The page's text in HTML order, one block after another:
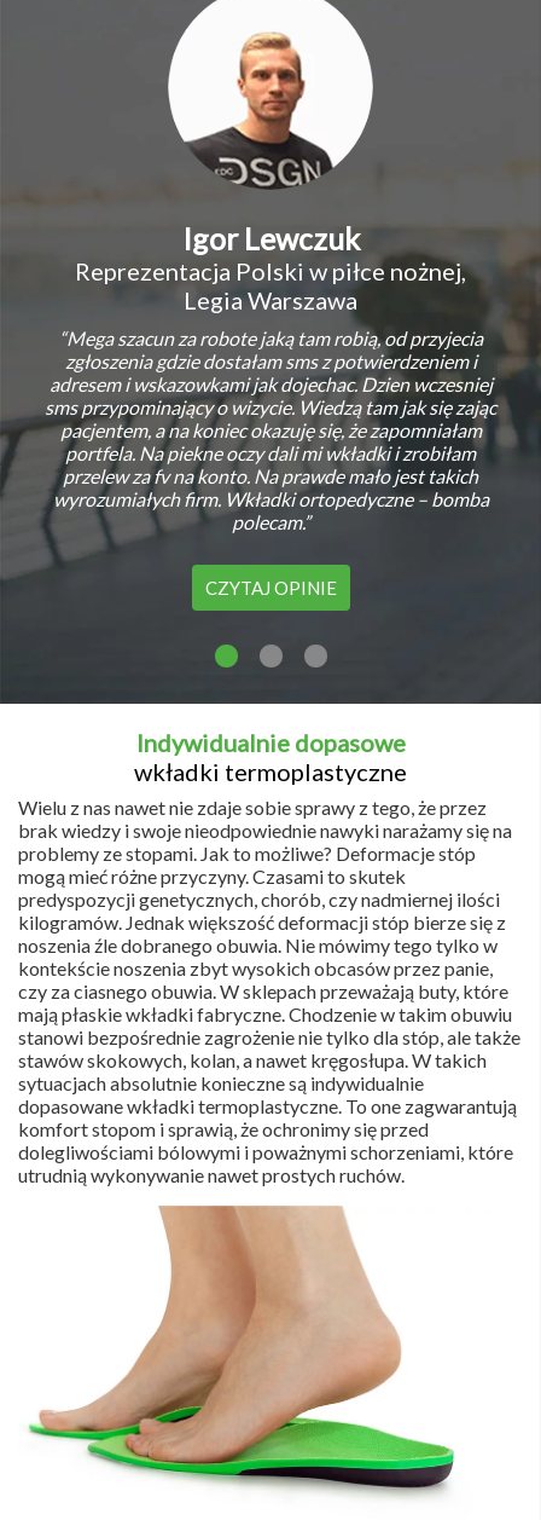
Igor Lewczuk
Reprezentacja Polski w piłce nożnej,
Legia Warszawa
“Mega szacun za robote jaką tam robią, od przyjecia
zgłoszenia gdzie dostałam sms z potwierdzeniem i
adresem i wskazowkami jak dojechac. Dzien wczesniej
sms przypominający o wizycie. Wiedzą tam jak się zając
pacjentem, a na koniec okazuję się, że zapomniałam
portfela. Na piekne oczy dali mi wkładki i zrobiłam
przelew za fv na konto. Na prawde mało jest takich
wyrozumiałych firm. Wkładki ortopedyczne – bomba
polecam.”
CZYTAJ OPINIE
Indywidualnie dopasowe
wkładki termoplastyczne
Wielu z nas nawet nie zdaje sobie sprawy z tego, że przez
brak wiedzy i swoje nieodpowiednie nawyki narażamy się na
problemy ze stopami. Jak to możliwe? Deformacje stóp
mogą mieć różne przyczyny. Czasami to skutek
predyspozycji genetycznych, chorób, czy nadmiernej ilości
kilogramów. Jednak większość deformacji stóp bierze się z
noszenia źle dobranego obuwia. Nie mówimy tego tylko w
kontekście noszenia zbyt wysokich obcasów przez panie,
czy za ciasnego obuwia. W sklepach przeważają buty, które
mają płaskie wkładki fabryczne. Chodzenie w takim obuwiu
stanowi bezpośrednie zagrożenie nie tylko dla stóp, ale także
stawów skokowych, kolan, a nawet kręgosłupa. W takich
sytuacjach absolutnie konieczne są indywidualnie
dopasowane wkładki termoplastyczne. To one zagwarantują
komfort stopom i sprawią, że ochronimy się przed
dolegliwościami bólowymi i poważnymi schorzeniami, które
utrudnią wykonywanie nawet prostych ruchów.